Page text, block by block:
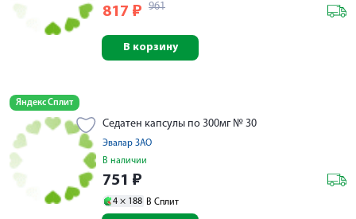
817 ₽ 961
В корзину
Яндекс Сплит
Седатен капсулы по 300мг № 30
Эвалар ЗАО
В наличии
751 ₽
4 × 188 В Сплит